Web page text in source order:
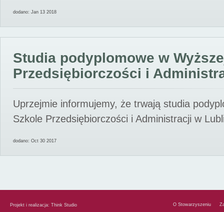
dodano: Jan 13 2018
Studia podyplomowe w
Przedsiębiorczości i
Uprzejmie informujemy, że trwają studia
Szkole Przedsiębiorczości i Administracji w
dodano: Oct 30 2017
Projekt i realizacja: Think Studio O Stowarzyszeniu